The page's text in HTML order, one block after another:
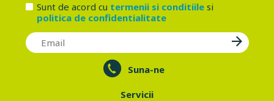
Sunt de acord cu termenii si conditiilesi
politica de confidentialitate
Suna-ne
Servicii